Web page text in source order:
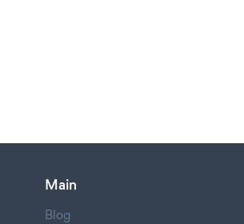
Main
Blog